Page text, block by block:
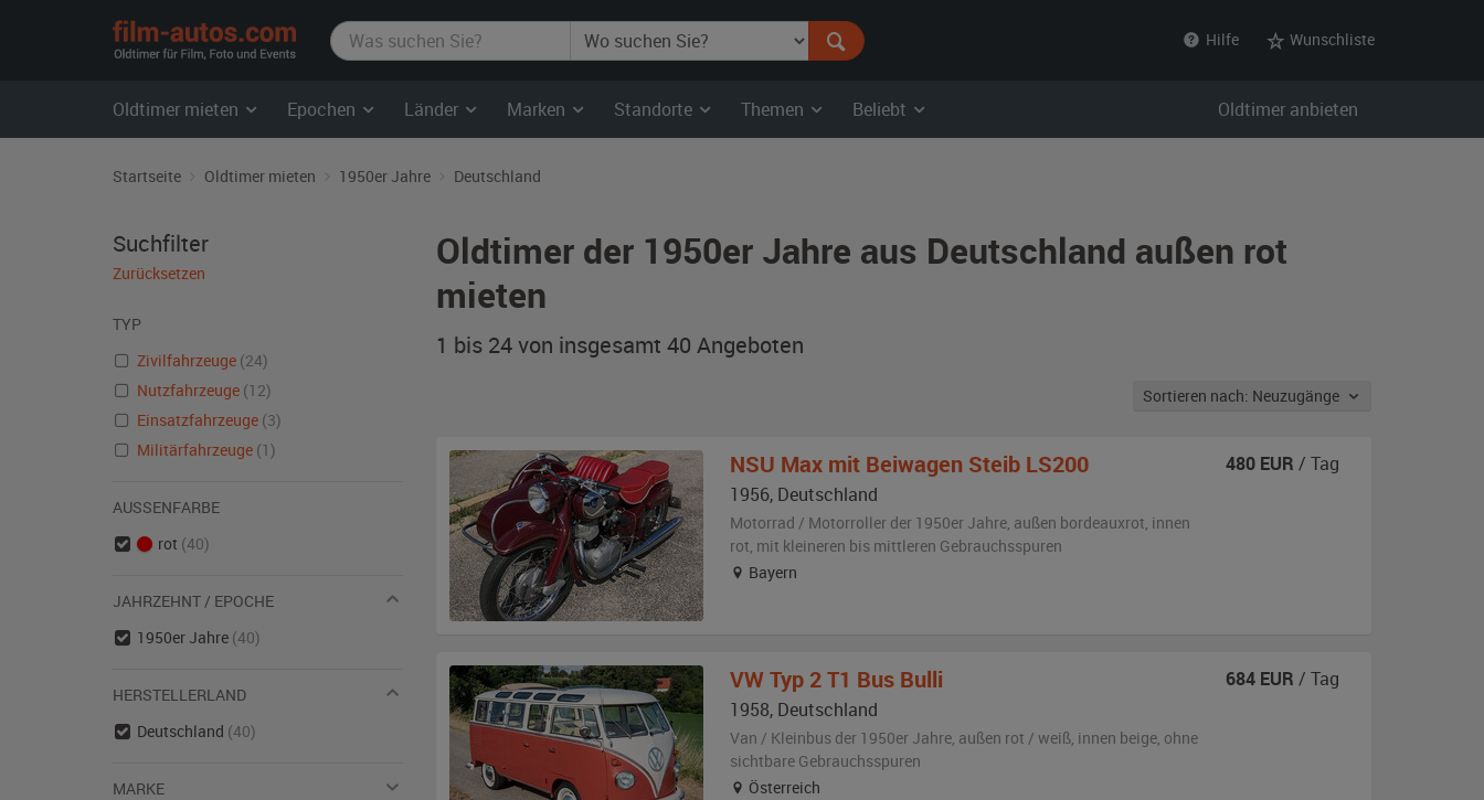
film-
autos.com
Hilfe Wunschliste
Oldtimer mieten Epochen Länder Marken Standorte Themen Beliebt Oldtimer anbieten
Startseite Oldtimer mieten 1950er Jahre Deutschland
Oldtimer der 1950er Jahre aus Deutschland außen rot
mieten
1 bis 24 von insgesamt 40 Angeboten
Sortieren nach: Neuzugänge
NSU Max mit Beiwagen Steib LS200
1956, Deutschland
Motorrad / Motorroller der 1950er Jahre, außen bordeauxrot, innen
rot, mit kleineren bis mittleren Gebrauchsspuren
Bayern
480 EUR / Tag
VW Typ 2 T1 Bus Bulli
1958, Deutschland
Van / Kleinbus der 1950er Jahre, außen rot / weiß, innen beige, ohne
sichtbare Gebrauchsspuren
Österreich
684 EUR / Tag
Suchfilter
Zurücksetzen
TYP
Zivilfahrzeuge (24)
Nutzfahrzeuge (12)
Einsatzfahrzeuge (3)
Militärfahrzeuge (1)
AUSSENFARBE
rot (40)
JAHRZEHNT / EPOCHE
1950er Jahre (40)
HERSTELLERLAND
Deutschland (40)
MARKE